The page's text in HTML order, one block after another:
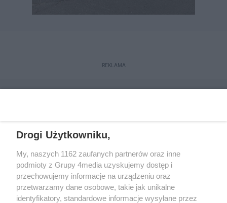
REKLAMA
Reklama Kontakt Regulamin
Dystrybucja
Regulamin prenumeraty
Polityka Prywatności
Drogi Użytkowniku,
My, naszych 1162 zaufanych partnerów oraz inne
podmioty z Grupy 4media uzyskujemy dostęp i
przechowujemy informacje na urządzeniu oraz
przetwarzamy dane osobowe, takie jak unikalne
identyfikatory, standardowe informacje wysyłane przez